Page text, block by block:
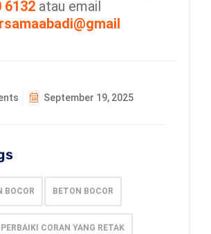
6132 atau email
September 19, 2025
BOCOR BETON BOCOR
CORAN YANG RETAK